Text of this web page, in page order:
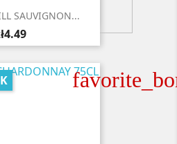
view
SAUVIGNON...